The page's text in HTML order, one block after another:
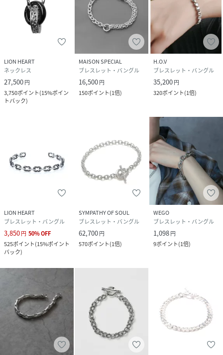
原産国
素材 シルバー925(いぶし仕上げ)
品番
QC7424_1BR080
1BR080-A0-SV QC7424
LION HEART
ネックレス
27,500円
3,750ポイント(15%ポイン
トバック)
MAISON SPECIAL
ブレスレット・バングル
16,500円
150ポイント(1倍)
H.O.V
ブレスレット・バングル
35,200円
320ポイント(1倍)
LION HEART
ブレスレット・バングル
3,850円 50%OFF
525ポイント(15%ポイント
バック)
SYMPATHY OF SOUL
ブレスレット・バングル
62,700円
570ポイント(1倍)
WEGO
ブレスレット・バングル
1,098円
9ポイント(1倍)